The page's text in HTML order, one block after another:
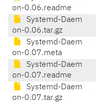
on-0.06.readme
Systemd-Daem
on-0.06.tar.gz
Systemd-Daem
on-0.07.meta
Systemd-Daem
on-0.07.readme
Systemd-Daem
on-0.07.tar.gz